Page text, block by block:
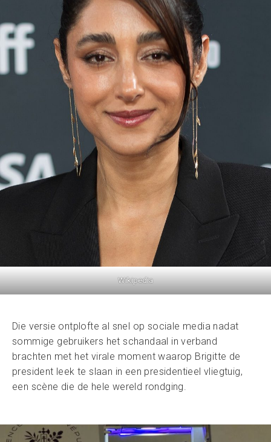
Wikipedia
Die versie ontplofte al snel op sociale media nadat
sommige gebruikers het schandaal in verband
brachten met het virale moment waarop Brigitte de
president leek te slaan in een presidentieel vliegtuig,
een scène die de hele wereld rondging.